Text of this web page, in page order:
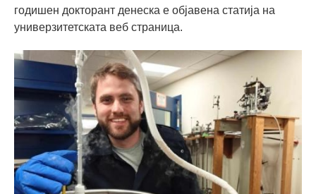
годишен докторант денеска е објавена статија на
универзитетската веб страница.